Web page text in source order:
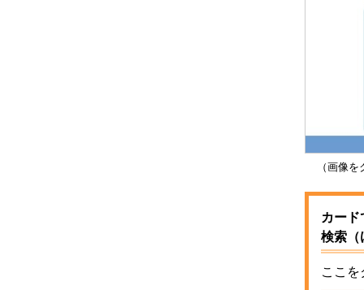
（画像
カー
検索（
ここを